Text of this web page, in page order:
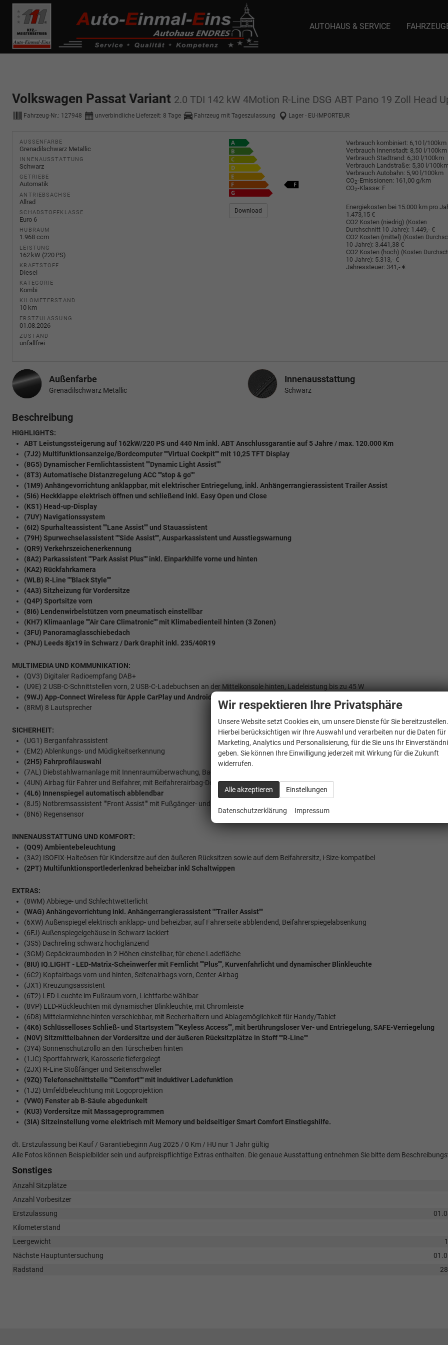
------------ Host Name : selector1._domainkey Points to address or value: selector1-aee-de0k._domainkey.autoeinmaleins.onmicrosoft.com Host
de0k._domainkey.autoeinmaleins.onmicrosoft.com
AUTOHAUS & SERVICE
Volkswagen Passat Variant 2.0 TDI 142 kW 4Motion R-Line DSG ABT Pano 19 Zoll Head
Fahrzeug-Nr.: 127948 unverbindliche Lieferzeit: 8 Tage Fahrzeug mit Tageszulassung Lager - EU-IMPORTEUR
AUSSENFARBE
Grenadilschwarz Metallic
INNENAUSSTATTUNG
Schwarz
GETRIEBE
Automatik
ANTRIEBSACHSE
Allrad
SCHADSTOFFKLASSE
Euro 6
HUBRAUM
1.968 ccm
LEISTUNG
162 kW (220 PS)
KRAFTSTOFF
Diesel
KATEGORIE
Kombi
KILOMETERSTAND
10 km
ERSTZULASSUNG
01.08.2026
ZUSTAND
unfallfrei
Verbrauch kombiniert: 6,10 l/100km
Verbrauch Innenstadt: 8,50 l/100km
Verbrauch Stadtrand: 6,30 l/100km
Verbrauch Landstraße: 5,30 l/
Verbrauch Autobahn: 5,90 l/100km
CO2-Emissionen: 161,00 g/km
CO2-Klasse: F
Download
Energiekosten bei 15.000 km pro
1.473,15 €
CO2 Kosten (niedrig) (Kosten
Durchschnitt 10 Jahre): 1.449,- €
CO2 Kosten (mittel) (Kosten
10 Jahre): 3.441,38 €
CO2 Kosten (hoch) (Kosten
10 Jahre): 5.313,- €
Jahressteuer: 341,- €
Außenfarbe
Grenadilschwarz Metallic
InnenausstattungInnenausstattung
Schwarz
Beschreibung
HIGHLIGHTS:
ABT Leistungssteigerung auf 162kW/220 PS und 440 Nm inkl. ABT Anschlussgarantie auf 5 Jahre / max. 120.000 Km
(7J2) Multifunktionsanzeige/Bordcomputer ""Virtual Cockpit"" mit 10,25 TFT Display
(8G5) Dynamischer Fernlichtassistent ""Dynamic Light Assist""
(8T3) Automatische Distanzregelung ACC ""stop & go""
(1M9) Anhängevorrichtung anklappbar, mit elektrischer Entriegelung, inkl. Anhängerrangierassistent Trailer Assist
(5I6) Heckklappe elektrisch öffnen und schließend inkl. Easy Open und Close
(KS1) Head-up-Display
(7UY) Navigationssystem
(6I2) Spurhalteassistent ""Lane Assist"" und Stauassistent
(79H) Spurwechselassistent ""Side Assist"", Ausparkassistent und Ausstiegswarnung
(QR9) Verkehrszeichenerkennung
(8A2) Parkassistent ""Park Assist Plus"" inkl. Einparkhilfe vorne und hinten
(KA2) Rückfahrkamera
(WLB) R-Line ""Black Style""
(4A3) Sitzheizung für Vordersitze
(Q4P) Sportsitze vorn
(8I6) Lendenwirbelstützen vorn pneumatisch einstellbar
(KH7) Klimaanlage ""Air Care Climatronic"" mit Klimabedienteil hinten (3 Zonen)
(3FU) Panoramaglasschiebedach
(PNJ) Leeds 8jx19 in Schwarz / Dark Graphit inkl. 235/40R19
MULTIMEDIA UND KOMMUNIKATION:
(QV3) Digitaler Radioempfang DAB+
(U9E) 2 USB-C-Schnittstellen vorn, 2 USB-C-Ladebuchsen an der Mittelkonsole hinten, Ladeleistung bis zu 45 W
(9WJ) App-Connect Wireless für Apple CarPlay und Android Auto
(8RM) 8 Lautsprecher
SICHERHEIT:
(UG1) Berganfahrassistent
(EM2) Ablenkungs- und Müdigkeitserkennung
(2H5) Fahrprofilauswahl
(7AL) Diebstahlwarnanlage mit Innenraumüberwachung, Back-up-Horn und Abschleppschutz
(4UN) Airbag für Fahrer und Beifahrer, mit Beifahrerairbag-Deaktivierung, inkl. Knie-Airbag auf der Fahrerseite
(4L6) Innenspiegel automatisch abblendbar
(8J5) Notbremsassistent ""Front Assist"" mit Fußgänger- und Radfahrererkennung
(8N6) Regensensor
INNENAUSSTATTUNG UND KOMFORT:
(QQ9) Ambientebeleuchtung
(3A2) ISOFIX-Halteösen für Kindersitze auf den äußeren Rücksitzen sowie auf dem Beifahrersitz, i-Size-kompatibel
(2PT) Multifunktionsportlederlenkrad beheizbar inkl Schaltwippen
EXTRAS:
(8WM) Abbiege- und Schlechtwetterlicht
(WAG) Anhängevorrichtung inkl. Anhängerrangierassistent ""Trailer Assist""
(6XW) Außenspiegel elektrisch anklapp- und beheizbar, auf Fahrerseite abblendend, Beifahrerspiegelabsenkung
(6FJ) Außenspiegelgehäuse in Schwarz lackiert
(3S5) Dachreling schwarz hochglänzend
(3GM) Gepäckraumboden in 2 Höhen einstellbar, für ebene Ladefläche
(8IU) IQ.LIGHT - LED-Matrix-Scheinwerfer mit Fernlicht ""Plus"", Kurvenfahrlicht und dynamischer Blinkleuchte
(6C2) Kopfairbags vorn und hinten, Seitenairbags vorn, Center-Airbag
(JX1) Kreuzungsassistent
(6T2) LED-Leuchte im Fußraum vorn, Lichtfarbe wählbar
(8VP) LED-Rückleuchten mit dynamischer Blinkleuchte, mit Chromleiste
(6D8) Mittelarmlehne hinten verschiebbar, mit Becherhaltern und Ablagemöglichkeit für Handy/Tablet
(4K6) Schlüsselloses Schließ- und Startsystem ""Keyless Access"", mit berührungsloser Ver- und Entriegelung, SAFE-Verriegelung
(N0V) Sitzmittelbahnen der Vordersitze und der äußeren Rücksitzplätze in Stoff ""R-Line""
(3Y4) Sonnenschutzrollo an den Türscheiben hinten
(1JC) Sportfahrwerk, Karosserie tiefergelegt
(2JX) R-Line Stoßfänger und Seitenschweller
(9ZQ) Telefonschnittstelle ""Comfort"" mit induktiver Ladefunktion
(1J2) Umfeldbeleuchtung mit Logoprojektion
(VW0) Fenster ab B-Säule abgedunkelt
(KU3) Vordersitze mit Massageprogrammen
(3IA) Sitzeinstellung vorne elektrisch mit Memory und beidseitiger Smart Comfort Einstiegshilfe.
dt. Erstzulassung bei Kauf / Garantiebeginn Aug 2025 / 0 Km / HU nur 1 Jahr gültig
Alle Fotos können Beispielbilder sein und aufpreispflichtige Extras enthalten. Die genaue Ausstattung entnehmen Sie bitte dem
Sonstiges
Anzahl Sitzplätze
Anzahl Vorbesitzer
Erstzulassung
Kilometerstand
Leergewicht
Nächste Hauptuntersuchung
Radstand
Wir respektieren Ihre Privatsphäre
Unsere Website setzt Cookies ein, um unsere Dienste für Sie
Hierbei berücksichtigen wir Ihre Auswahl und verarbeiten nur die Daten für
Marketing, Analytics und Personalisierung, für die Sie uns Ihr
geben. Sie können Ihre Einwilligung jederzeit mit Wirkung für die Zukunft
widerrufen.
Alle akzeptieren Einstellungen
Datenschutzerklärung Impressum